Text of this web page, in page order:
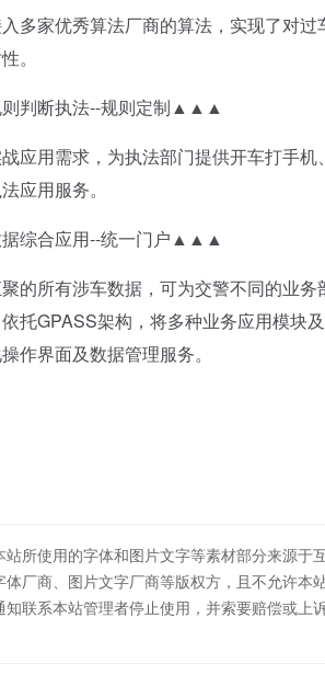
家优秀算法厂商的算法，实现了对过
。
判断执法--规则定制▲▲▲
用需求，为执法部门提供开车打手机
应用服务。
综合应用--统一门户▲▲▲
所有涉车数据，可为交警不同的业务
托GPASS架构，将多种业务应用模块
作界面及数据管理服务。
站所使用的字体和图片文字等素材部分来源
体厂商、图片文字厂商等版权方，且不允许
知联系本站管理者停止使用，并索要赔偿或